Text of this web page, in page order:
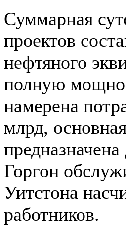
Суммарная
проектов
нефтяного
полную
намерена
млрд,
Горгон
Уитстона
работников.